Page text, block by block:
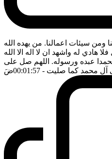
ومن سيئات اعمالنا. من يهده الله
هادي له واشهد ان لا اله الا الله
عبده ورسوله. اللهم صل على
آل محمد كما صليت - 00:01:57 ضَ